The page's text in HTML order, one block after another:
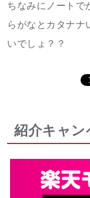
ちなみにノートで
らがなとカタナナ
いでしょ？？
紹介キャン